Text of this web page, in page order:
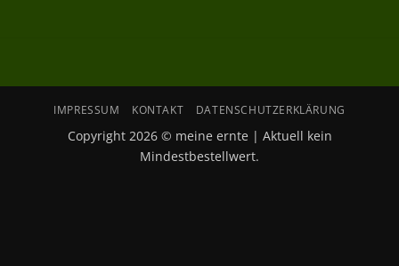
IMPRESSUM KONTAKT DATENSCHUTZERKLÄRUNG
Copyright 2026 © meine ernte | Aktuell kein
Mindestbestellwert.